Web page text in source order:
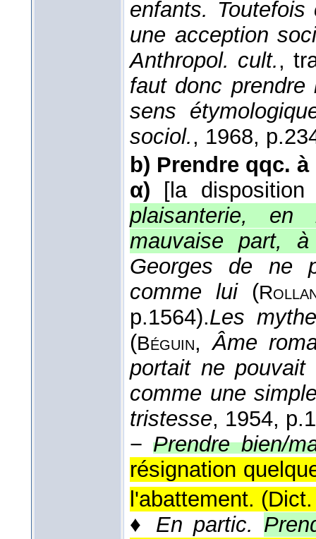
enfants.
une acception
Anthropol. cult.,
faut donc
sens
sociol., 1968,
b) Prendre qqc. à
α)
[la
plaisanterie,
mauvaise part,
Georges de ne
comme lui(
p.1564).Les
(Béguin,Âme
portait ne
comme une
tristesse, 1954,
−Prendre bien/
résignation
l'abattement. (
♦ En partic.